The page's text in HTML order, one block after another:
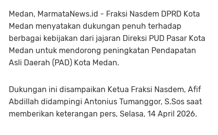
Medan, MarmataNews.id - Fraksi Nasdem DPRD Kota
Medan menyatakan dukungan penuh terhadap
berbagai kebijakan dari jajaran Direksi PUD Pasar Kota
Medan untuk mendorong peningkatan Pendapatan
Asli Daerah (PAD) Kota Medan.
Dukungan ini disampaikan Ketua Fraksi Nasdem, Afif
Abdillah didampingi Antonius Tumanggor, S.Sos saat
memberikan keterangan pers, Selasa, 14 April 2026.